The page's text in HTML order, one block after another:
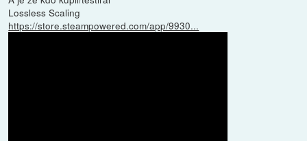
Lossless Scaling
https://store.steampowered.com/app/9930...